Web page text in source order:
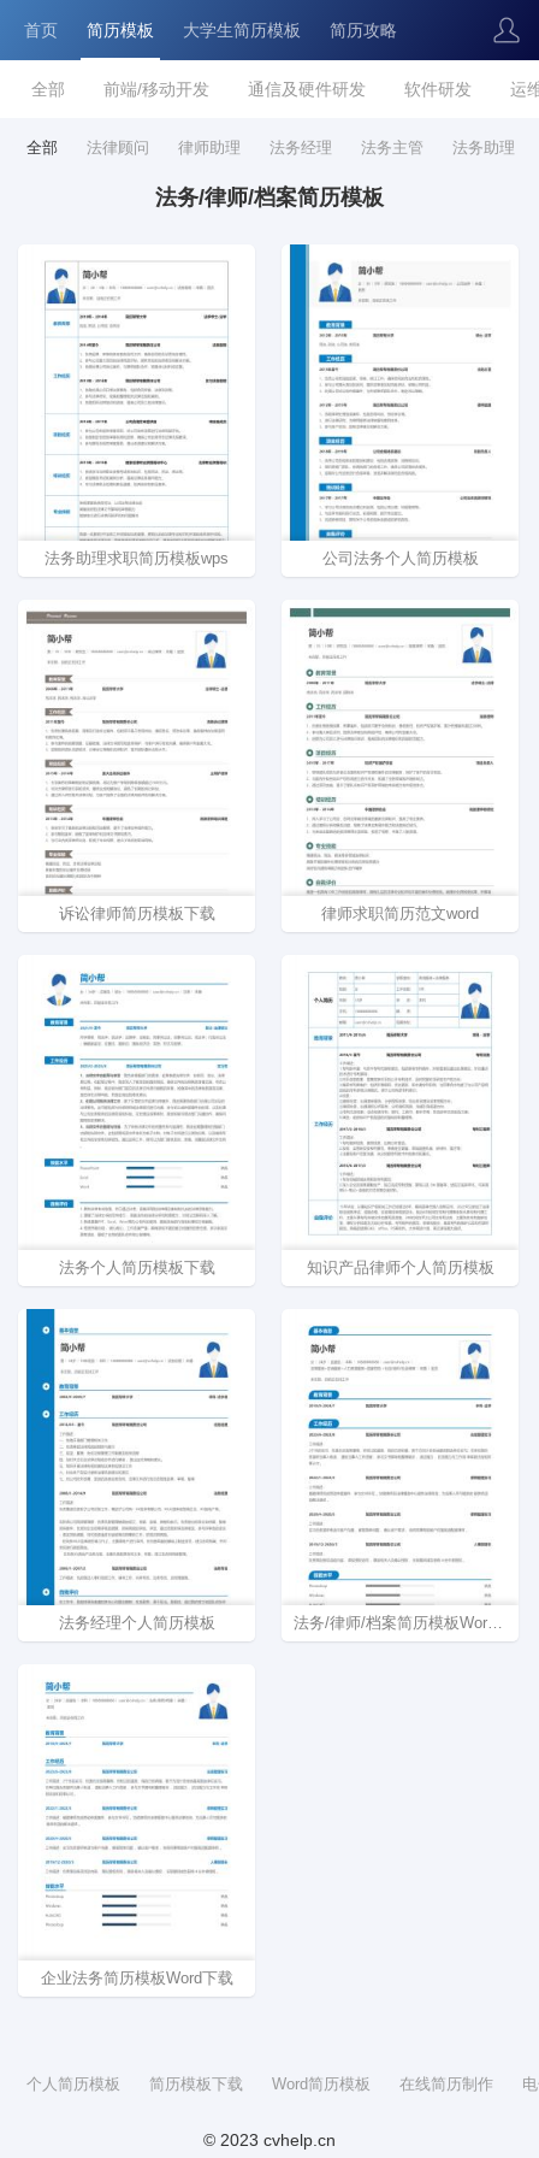
首页 简历模板 大学生简历模板 简历攻略
全部 前端/移动开发 通信及硬件研发 软件研发 运
全部 法律顾问 律师助理 法务经理 法务主管 法务助理
法务/律师/档案简历模板
法务助理求职简历模板wps 公司法务个人简历模板
诉讼律师简历模板下载 律师求职简历范文word
法务个人简历模板下载 知识产品律师个人简历模板
法务经理个人简历模板 法务/律师/档案简历模板Word下载
企业法务简历模板Word下载
个人简历模板 简历模板下载 Word简历模板 在线简历制作
© 2023 cvhelp.cn